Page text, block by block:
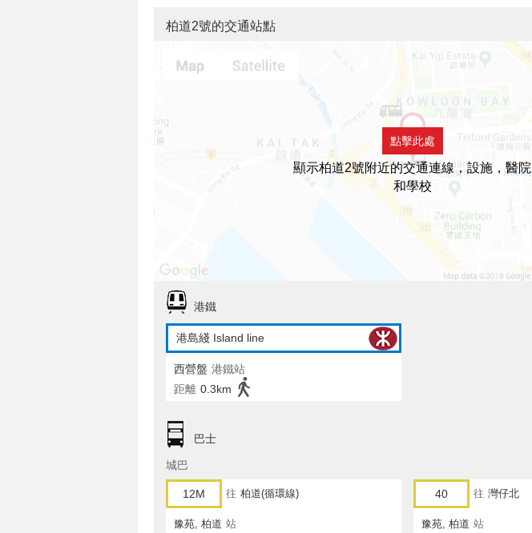
柏道2號的交通站點
點擊此處
顯示柏道2號附近的交通連線，設施，醫院
和學校
港鐵
港島綫 Island line
西營盤 港鐵站
距離 0.3km
巴士
城巴
12M 往 柏道(循環線)
豫苑, 柏道 站
40 往 灣仔北
豫苑, 柏道 站